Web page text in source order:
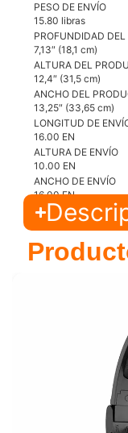
PESO DE ENVÍO
15.80 libras
PROFUNDIDAD
7,13″ (18,1 cm)
ALTURA DEL
12,4″ (31,5 cm)
ANCHO DEL
13,25″ (33,65 cm)
LONGITUD DE
16.00 EN
ALTURA DE ENVÍO
10.00 EN
ANCHO DE ENVÍO
16.00 EN